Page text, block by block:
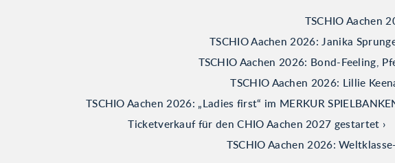
TSCHIO Aachen
TSCHIO Aachen 2026: Janika
TSCHIO Aachen 2026: Bond-Feeling,
TSCHIO Aachen 2026: Lillie
TSCHIO Aachen 2026: „Ladies first“ im MERKUR
Ticketverkauf für den CHIO Aachen 2027 gestartet
TSCHIO Aachen 2026: